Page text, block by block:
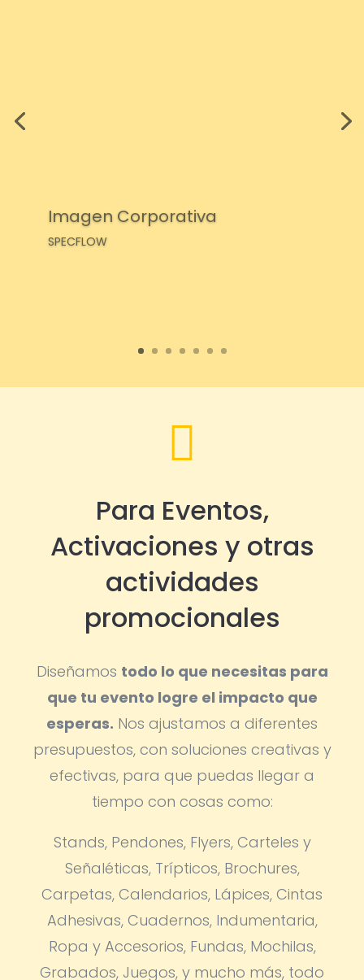
Imagen Corporativa
SPECFLOW

Para Eventos,
Activaciones y otras
actividades
promocionales
Diseñamos todo lo que necesitas para
que tu evento logre el impacto que
esperas. Nos ajustamos a diferentes
presupuestos, con soluciones creativas y
efectivas, para que puedas llegar a
tiempo con cosas como:
Stands, Pendones, Flyers, Carteles y
Señaléticas, Trípticos, Brochures,
Carpetas, Calendarios, Lápices, Cintas
Adhesivas, Cuadernos, Indumentaria,
Ropa y Accesorios, Fundas, Mochilas,
Grabados, Juegos, y mucho más, todo